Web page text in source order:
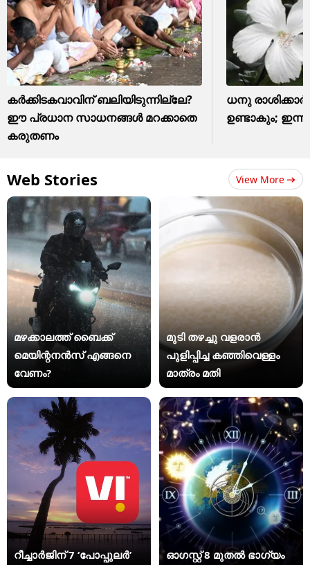
കർക്കിടകവാവിന് ബലിയിടുന്നില്ലേ?
ഈ പ്രധാന സാധനങ്ങൾ മറക്കാതെ
കരുതണം
ധനു
ഉണ്ടാകും;
Web Stories View More
മഴക്കാലത്ത് ബൈക്ക്
മെയിന്റനൻസ് എങ്ങനെ
വേണം?
മുടി തഴച്ചു വളരാൻ
പുളിപ്പിച്ച കഞ്ഞിവെള്ളം
മാത്രം മതി
റീച്ചാർജിന് 7 ‘പോപ്പുലർ’
ഓഗസ്റ്റ് 8 മുതൽ ഭാഗ്യം